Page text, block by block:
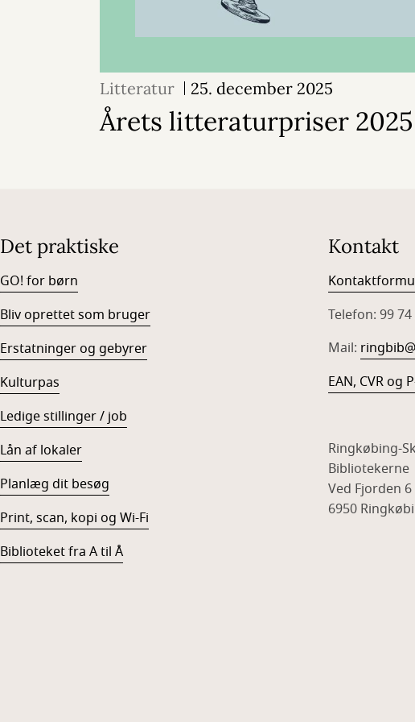
Litteratur 25. december 2025
Årets litteraturpriser 2025
Det praktiske
GO! for børn
Bliv oprettet som bruger
Erstatninger og gebyrer
Kulturpas
Ledige stillinger / job
Lån af lokaler
Planlæg dit besøg
Print, scan, kopi og Wi-Fi
Biblioteket fra A til Å
Kontakt
Telefon: 99
Mail:
EAN, CVR og
Ringkøbing-
Bibliotekerne
Ved Fjorden 6
6950